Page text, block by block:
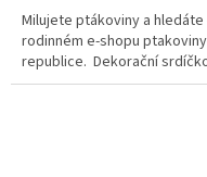
z
5
hvězdiček.
Milujete ptákoviny a
rodinném e-shopu
republice. Dekorační